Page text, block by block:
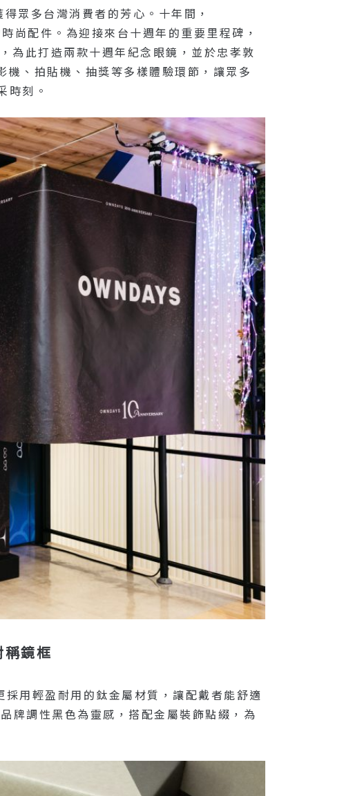
眾多台灣消費者的芳心。十年間，
尚配件。為迎接來台十週年的重要里程碑，
此打造兩款十週年紀念眼鏡，並於忠孝敦
、拍貼機、抽獎等多樣體驗環節，讓眾多
時刻。
鏡框
用輕盈耐用的鈦金屬材質，讓配戴者能舒適
牌調性黑色為靈感，搭配金屬裝飾點綴，為